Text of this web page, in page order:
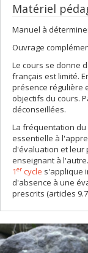
Matériel
Manuel à
Ouvrage
Le cours se donne
français est limité.
présence régulière
objectifs du cours.
déconseillées.
La fréquentation
essentielle à
d'évaluation et leur
enseignant à
1er cycle s'applique
d'absence à une
prescrits (articles